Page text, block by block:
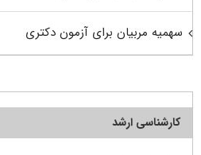
سهمیه مربیان برای آزمون دکتری
کارشناسی ارشد